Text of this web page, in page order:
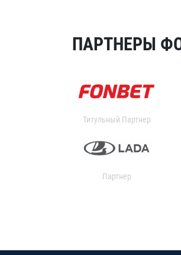
ПАРТНЕРЫ
Титульный Партнер
Партнер